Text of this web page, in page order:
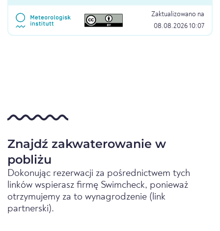
Zaktualizowano na
08.08.2026 10:07
Znajdź zakwaterowanie w
pobliżu
Dokonując rezerwacji za pośrednictwem tych
linków wspierasz firmę Swimcheck, ponieważ
otrzymujemy za to wynagrodzenie (link
partnerski).